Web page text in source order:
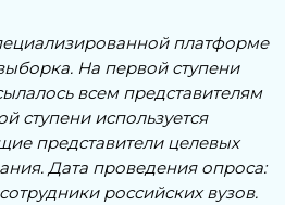
платформе
На первой ступени
всем представителям
ступени используется
представители целевых
Дата проведения опроса:
российских вузов.